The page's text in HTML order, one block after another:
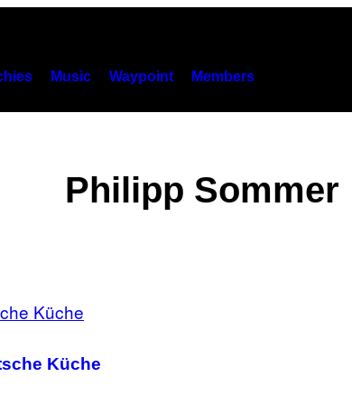
Music Waypoint Members
Philipp Sommer
Küche